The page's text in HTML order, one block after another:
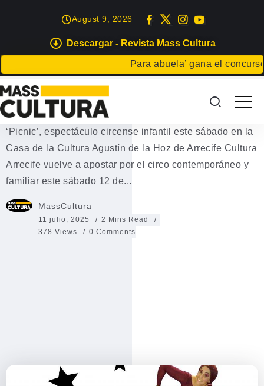
Descargar - Revista Mass Cultura
Para abuela’ gana el concurso
August 9, 2026
EVENTOS
Circo en la Casa de La Cultura
de Arrecife
‘Picnic’, espectáculo circense infantil este sábado en la
Casa de la Cultura Agustín de la Hoz de Arrecife Cultura
Arrecife vuelve a apostar por el circo contemporáneo y
familiar este sábado 12 de...
MassCultura
11 julio, 2025
2 Mins Read
378 Views
0 Comments